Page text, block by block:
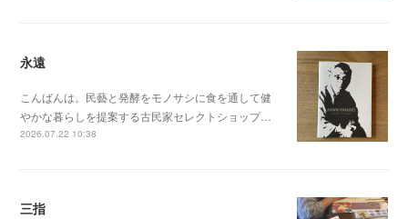
永遠
こんばんは。民藝と発酵をモノサシに食を通して健
やかな暮らしを提案する古民家セレクトショップ…
2026.07.22 10:38
三指